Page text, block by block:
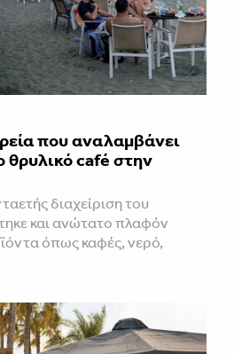
που αναλαμβάνει
café στην
διαχείριση του
και ανώτατο πλαφόν
όπως καφές, νερό,